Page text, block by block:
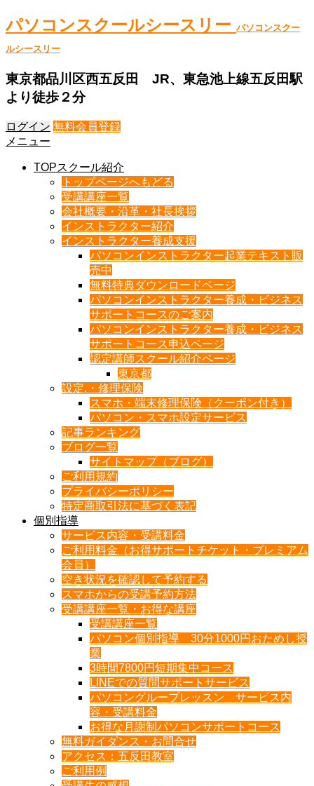
パソコンスクールシースリー パソコンスクー
ルシースリー
東京都品川区西五反田 JR、東急池上線五反田駅
より徒歩２分
ログイン 無料会員登録
メニュー
TOPスクール紹介
トップページへもどる
受講講座一覧
会社概要・沿革・社長挨拶
インストラクター紹介
インストラクター養成支援
パソコンインストラクター起業テキスト販
売中
無料特典ダウンロードページ
パソコンインストラクター養成・ビジネス
サポートコースのご案内
パソコンインストラクター養成・ビジネス
サポートコース申込ページ
認定講師スクール紹介ページ
東京都
設定.・修理保険
スマホ・端末修理保険（クーポン付き）
パソコン・スマホ設定サービス
記事ランキング
ブログ一覧
サイトマップ（ブログ）
ご利用規約
プライバシーポリシー
特定商取引法に基づく表記
個別指導
サービス内容・受講料金
ご利用料金（お得サポートチケット・プレミアム
会員）
空き状況を確認して予約する
スマホからの受講予約方法
受講講座一覧・お得な講座
受講講座一覧
パソコン個別指導 30分1000円おためし授
業
3時間7800円短期集中コース
LINEでの質問サポートサービス
パソコングループレッスン サービス内
容・受講料金
お得な月謝制パソコンサポートコース
無料ガイダンス・お問合せ
アクセス：五反田教室
ご利用例